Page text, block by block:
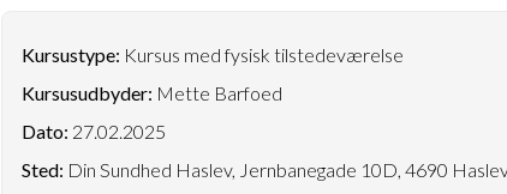
Kursustype: Kursus med fysisk tilstedeværelse
Kursusudbyder: Mette Barfoed
Dato: 27.02.2025
Sted: Din Sundhed Haslev, Jernbanegade 10D, 4690